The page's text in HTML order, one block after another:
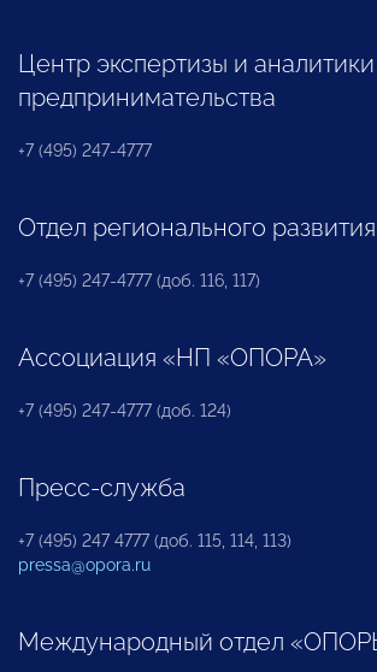
Центр экспертизы и
предпринимательства
+7 (495) 247-4777
Отдел регионального развития
+7 (495) 247-4777 (доб. 116, 117)
Ассоциация «НП «ОПОРА»
+7 (495) 247-4777 (доб. 124)
Пресс-служба
+7 (495) 247 4777 (доб. 115, 114, 113)
pressa@opora.ru
Международный отдел